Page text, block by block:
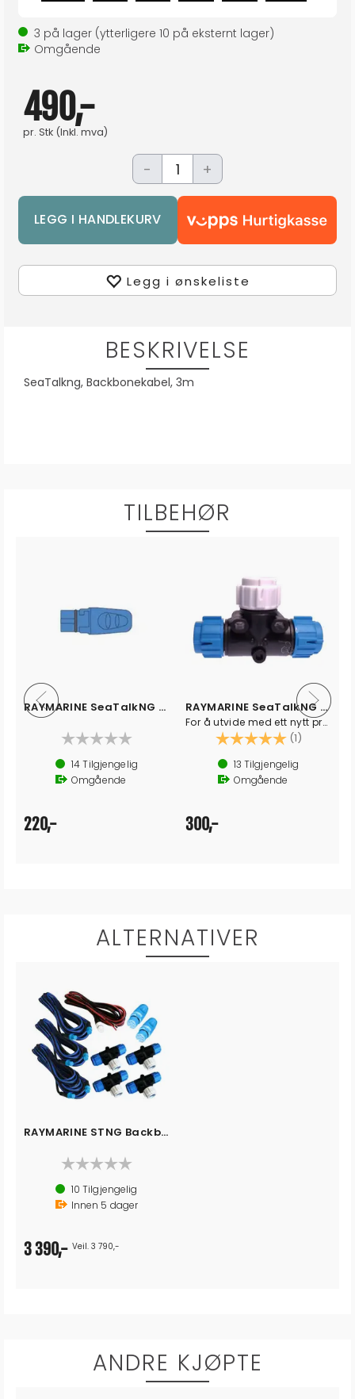
3 på lager (ytterligere 10 på eksternt lager)
Omgående
490,-
pr. Stk (Inkl. mva)
- +
Legg i ønskeliste
BESKRIVELSE
SeaTalkng, Backbonekabel, 3m
TILBEHØR
RAYMARINE SeaTalkNG Backbone Terminator
14Tilgjengelig
Omgående
220,-
RAYMARINE SeaTalkNG T-Stykke
For å utvide med ett nytt produkt
Karakter: (1)
13 Tilgjengelig
Omgående
300,-
ALTERNATIVER
RAYMARINE STNG Backbone koblingssett
10 Tilgjengelig
Innen 5 dager
3 390,- Veil. 3 790,-
ANDRE KJØPTE